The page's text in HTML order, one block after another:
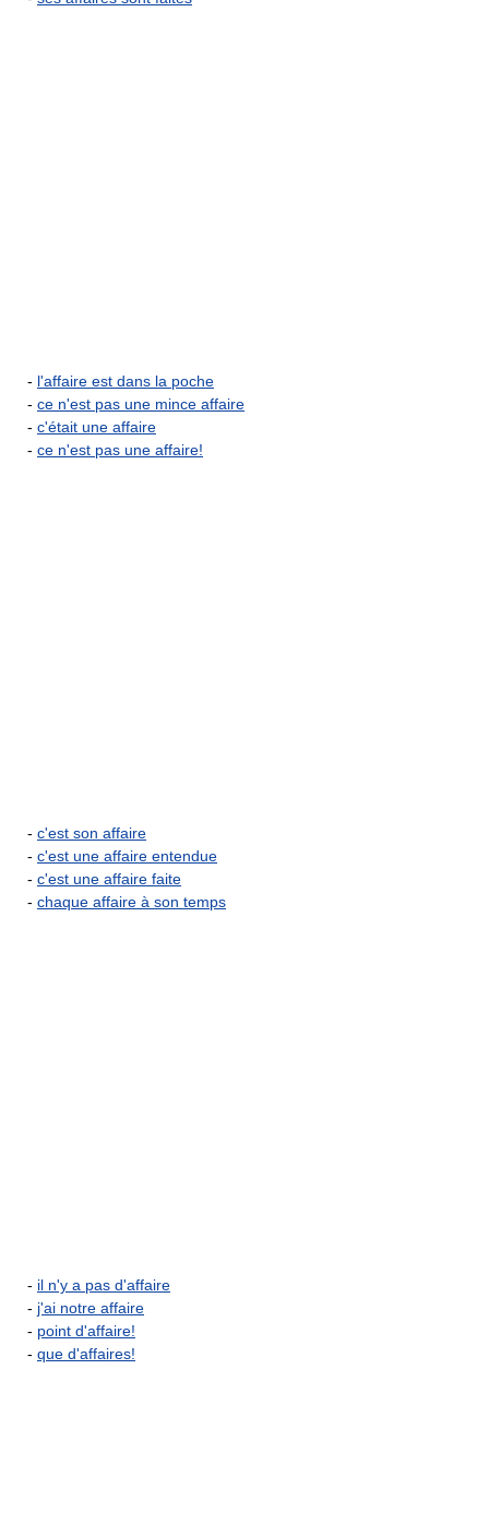
- l'affaire est dans la poche
- ce n'est pas une mince affaire
- c'était une affaire
- ce n'est pas une affaire!
- c'est son affaire
- c'est une affaire entendue
- c'est une affaire faite
- chaque affaire à son temps
- il n'y a pas d'affaire
- j'ai notre affaire
- point d'affaire!
- que d'affaires!